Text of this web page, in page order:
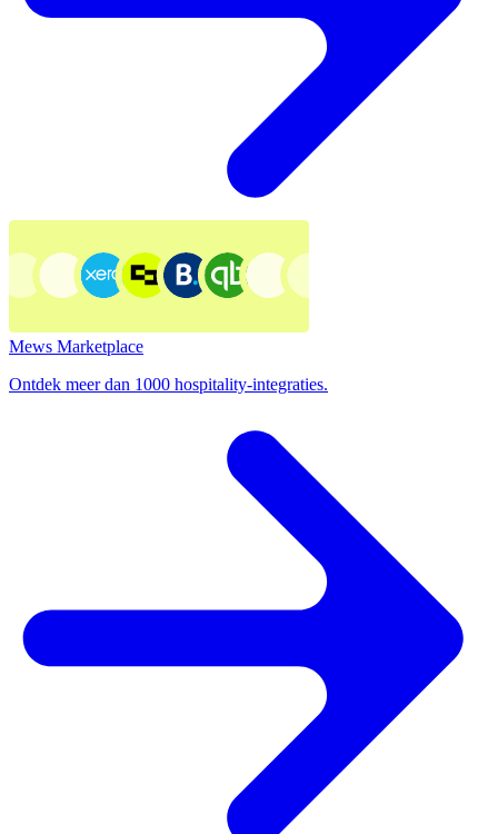
Mews Marketplace
Ontdek meer dan 1000 hospitality-integraties.